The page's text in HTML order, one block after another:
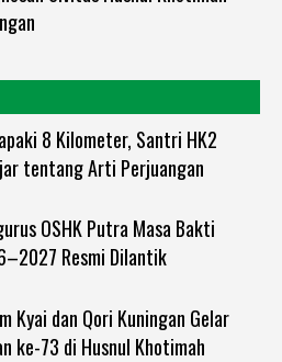
8 Kilometer, Santri HK2
tentang Arti Perjuangan
OSHK Putra Masa Bakti
Resmi Dilantik
Kyai dan Qori Kuningan Gelar
ke-73 di Husnul Khotimah